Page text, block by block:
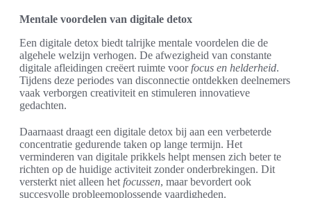
Mentale voordelen van digitale detox
Een digitale detox biedt talrijke mentale voordelen die de
algehele welzijn verhogen. De afwezigheid van constante
digitale afleidingen creëert ruimte voor focus en helderheid.
Tijdens deze periodes van disconnectie ontdekken deelnemers
vaak verborgen creativiteit en stimuleren innovatieve
gedachten.
Daarnaast draagt een digitale detox bij aan een verbeterde
concentratie gedurende taken op lange termijn. Het
verminderen van digitale prikkels helpt mensen zich beter te
richten op de huidige activiteit zonder onderbrekingen. Dit
versterkt niet alleen het focussen, maar bevordert ook
succesvolle probleemoplossende vaardigheden.